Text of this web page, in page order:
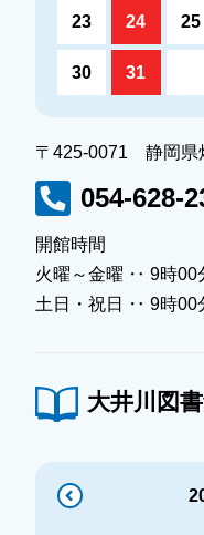
23 24 25
30 31
〒425-0071 静岡県
054-628-
開館時間
火曜～金曜 ‥ 9時00
土日・祝日 ‥ 9時00
大井川図